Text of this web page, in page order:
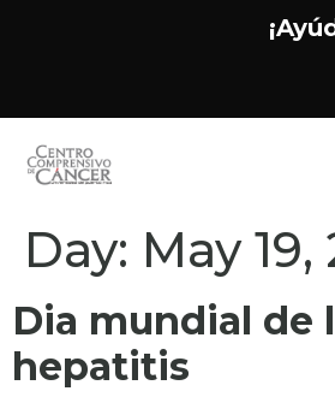
Day: May 19,
Dia mundial de
hepatitis